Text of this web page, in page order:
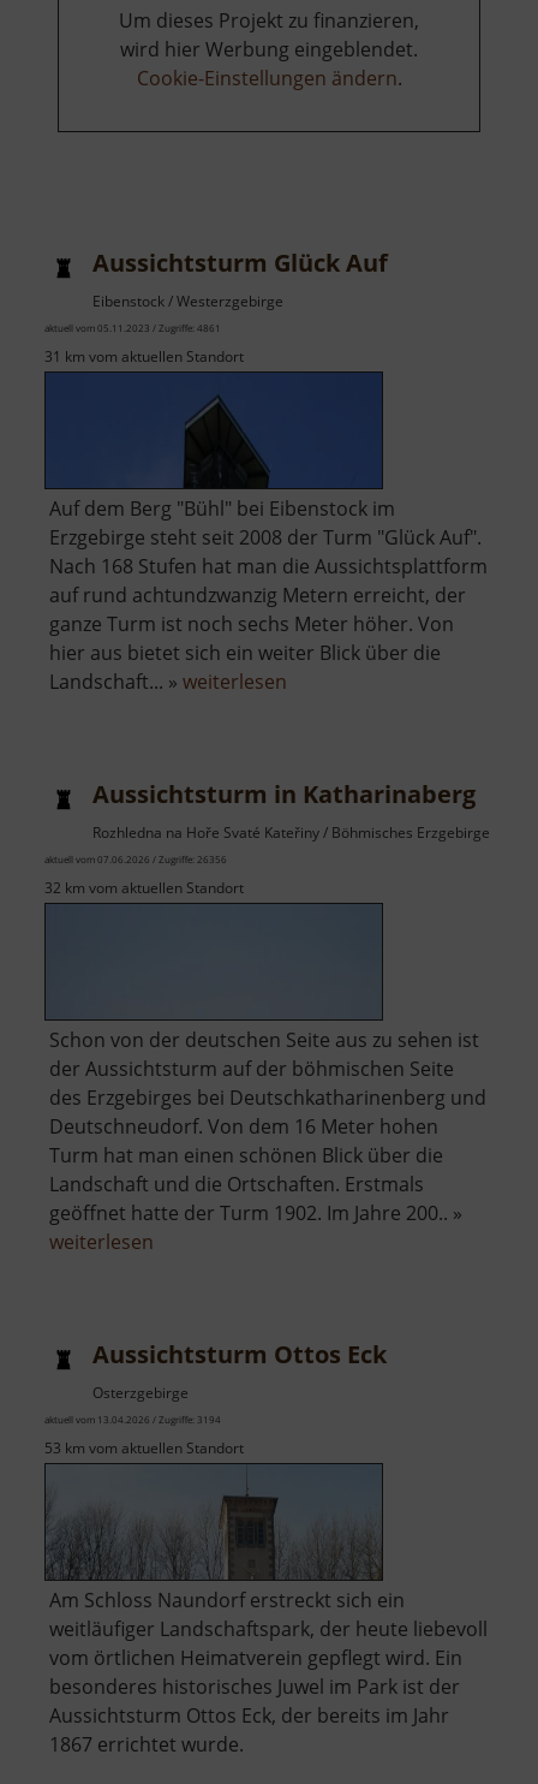
Um dieses Projekt zu finanzieren,
wird hier Werbung eingeblendet.
Cookie-Einstellungen ändern.
Aussichtsturm Glück Auf
Eibenstock / Westerzgebirge
aktuell vom 05.11.2023 / Zugriffe: 4861
31 km vom aktuellen Standort
Auf dem Berg "Bühl" bei Eibenstock im
Erzgebirge steht seit 2008 der Turm "Glück Auf".
Nach 168 Stufen hat man die Aussichtsplattform
auf rund achtundzwanzig Metern erreicht, der
ganze Turm ist noch sechs Meter höher. Von
hier aus bietet sich ein weiter Blick über die
Landschaft... » weiterlesen
Aussichtsturm in Katharinaberg
Rozhledna na Hoře Svaté Kateřiny / Böhmisches Erzgebirge
aktuell vom 07.06.2026 / Zugriffe: 26356
32 km vom aktuellen Standort
Schon von der deutschen Seite aus zu sehen ist
der Aussichtsturm auf der böhmischen Seite
des Erzgebirges bei Deutschkatharinenberg und
Deutschneudorf. Von dem 16 Meter hohen
Turm hat man einen schönen Blick über die
Landschaft und die Ortschaften. Erstmals
geöffnet hatte der Turm 1902. Im Jahre 200.. »
weiterlesen
Aussichtsturm Ottos Eck
Osterzgebirge
aktuell vom 13.04.2026 / Zugriffe: 3194
53 km vom aktuellen Standort
Am Schloss Naundorf erstreckt sich ein
weitläufiger Landschaftspark, der heute liebevoll
vom örtlichen Heimatverein gepflegt wird. Ein
besonderes historisches Juwel im Park ist der
Aussichtsturm Ottos Eck, der bereits im Jahr
1867 errichtet wurde.